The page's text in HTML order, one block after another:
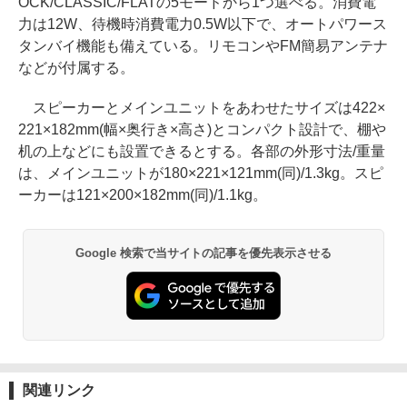
力は12W、待機時消費電力0.5W以下で、オートパワース
タンバイ機能も備えている。リモコンやFM簡易アンテナ
などが付属する。
スピーカーとメインユニットをあわせたサイズは422×
221×182mm(幅×奥行き×高さ)とコンパクト設計で、棚や
机の上などにも設置できるとする。各部の外形寸法/重量
は、メインユニットが180×221×121mm(同)/1.3kg。スピ
ーカーは121×200×182mm(同)/1.1kg。
Google 検索で当サイトの記事を優先表示させる
関連リンク